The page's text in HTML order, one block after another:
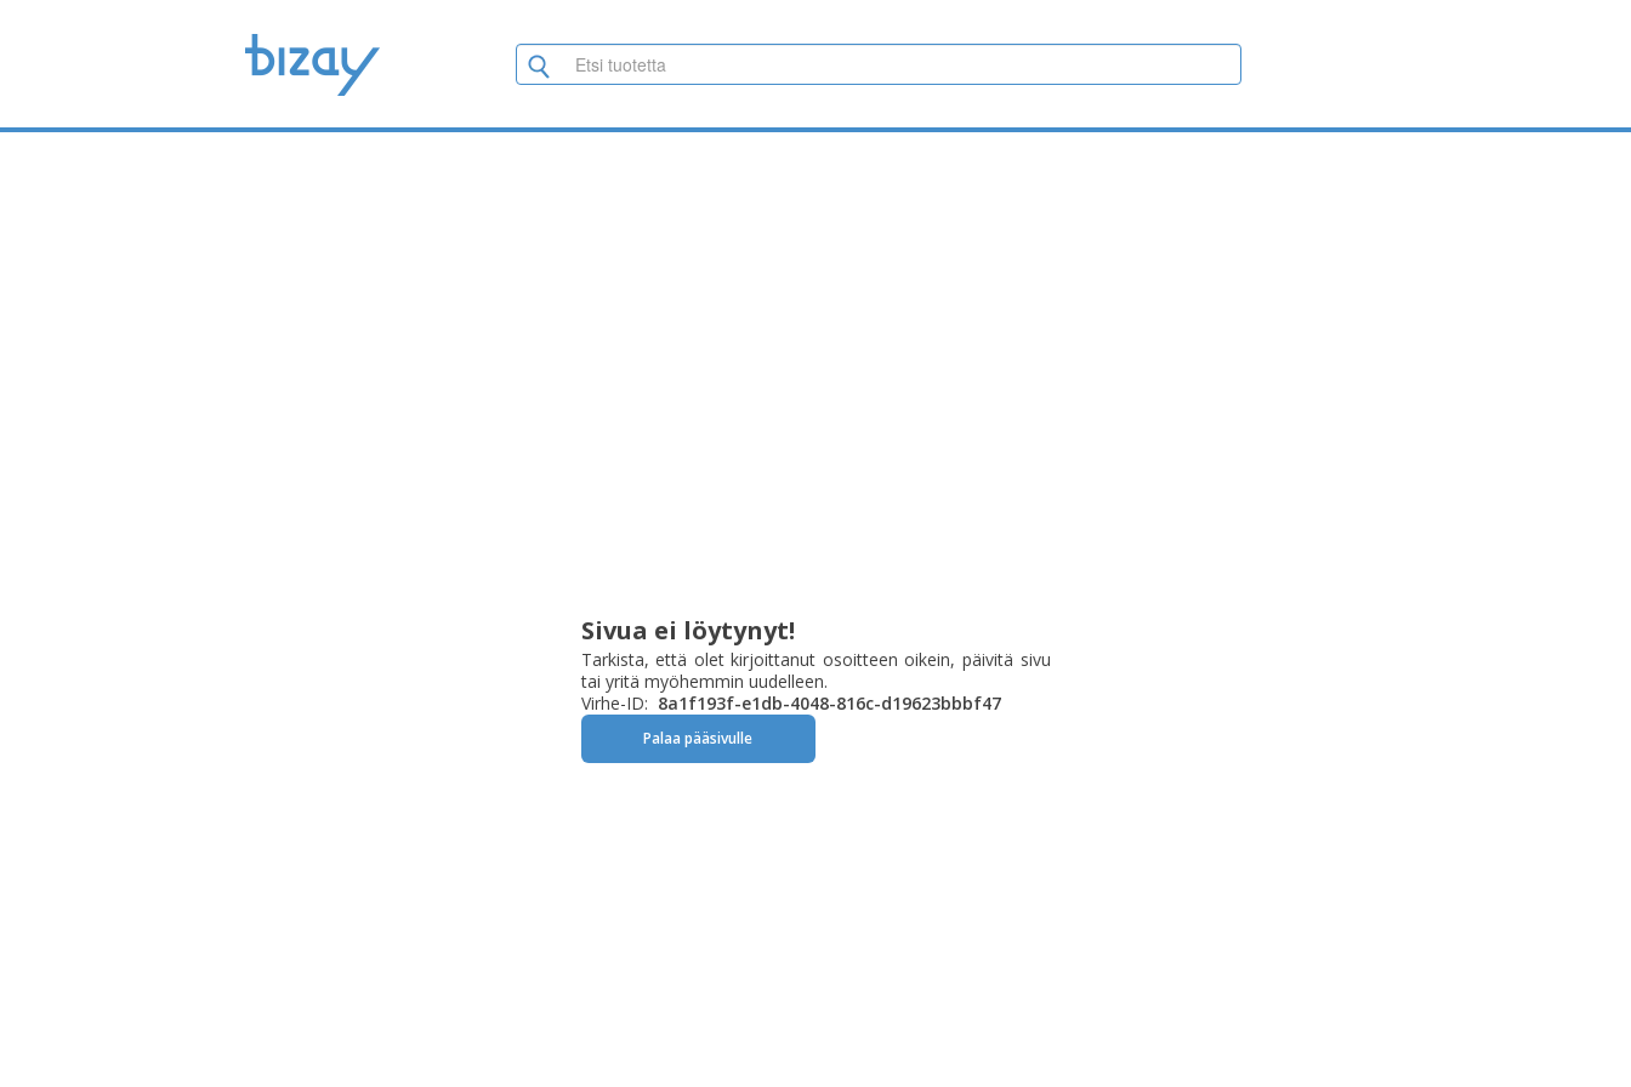
Sivua ei löytynyt!
Tarkista, että olet kirjoittanut osoitteen oikein, päivitä sivu
tai yritä myöhemmin uudelleen.
Virhe-ID: 8a1f193f-e1db-4048-816c-d19623bbbf47